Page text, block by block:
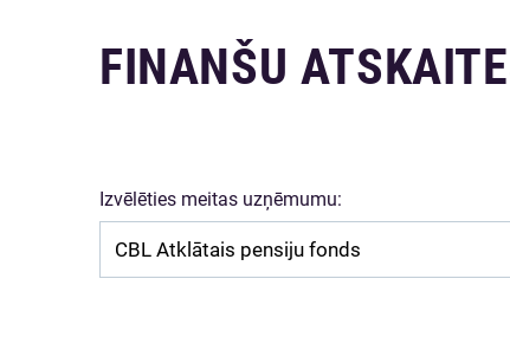
FINANŠU
Izvēlēties meitas uzņēmumu: